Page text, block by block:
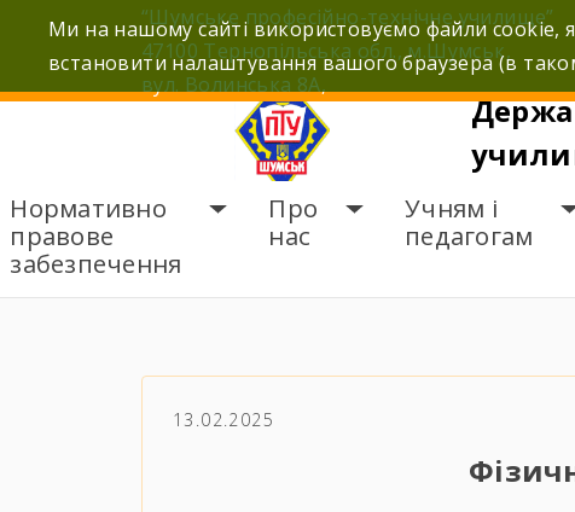
“Шумське професійно-технічне училище”
47100 Тернопільська обл., м.Шумськ,
вул. Волинська 8А,
Нормативно
правове
забезпечення
Про
нас
Учням і
педагогам
13.02.2025
Ми на нашому сайті використовуємо файли cookie,
встановити налаштування вашого браузера (в